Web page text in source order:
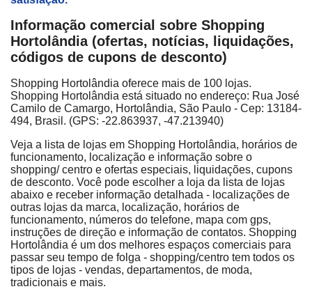
Informação comercial sobre Shopping
Hortolândia (ofertas, notícias, liquidações,
códigos de cupons de desconto)
Shopping Hortolândia oferece mais de 100 lojas.
Shopping Hortolândia está situado no endereço: Rua José
Camilo de Camargo, Hortolândia, São Paulo - Cep: 13184-
494, Brasil. (GPS: -22.863937, -47.213940)
Veja a lista de lojas em Shopping Hortolândia, horários de
funcionamento, localização e informação sobre o
shopping/ centro e ofertas especiais, liquidações, cupons
de desconto. Você pode escolher a loja da lista de lojas
abaixo e receber informação detalhada - localizações de
outras lojas da marca, localização, horários de
funcionamento, números do telefone, mapa com gps,
instruções de direção e informação de contatos. Shopping
Hortolândia é um dos melhores espaços comerciais para
passar seu tempo de folga - shopping/centro tem todos os
tipos de lojas - vendas, departamentos, de moda,
tradicionais e mais.